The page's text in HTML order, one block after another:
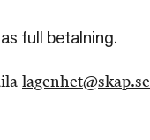
full betalning.
lagenhet@skap.se